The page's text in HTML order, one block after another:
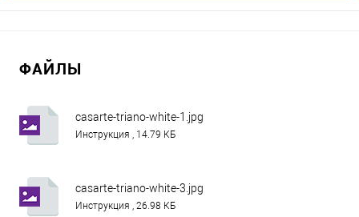
ФАЙЛЫ
casarte-triano-white-1.jpg
Инструкция , 14.79 КБ
casarte-triano-white-3.jpg
Инструкция , 26.98 КБ